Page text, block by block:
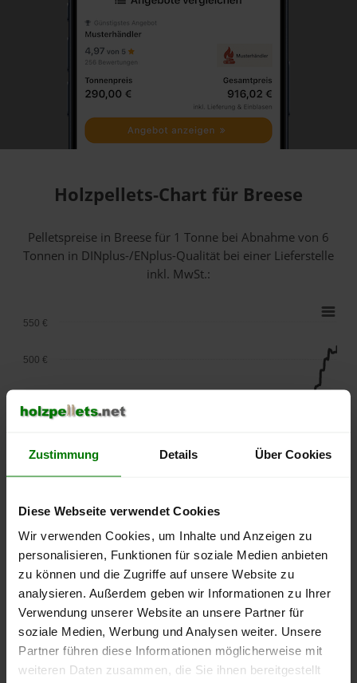
Zustimmung Details Über Cookies
Diese Webseite verwendet Cookies
Wir verwenden Cookies, um Inhalte und Anzeigen zu
personalisieren, Funktionen für soziale Medien anbieten
zu können und die Zugriffe auf unsere Website zu
analysieren. Außerdem geben wir Informationen zu Ihrer
Verwendung unserer Website an unsere Partner für
soziale Medien, Werbung und Analysen weiter. Unsere
Partner führen diese Informationen möglicherweise mit
weiteren Daten zusammen, die Sie ihnen bereitgestellt
Holzpellets-Chart für Breese
Pelletspreise in Breese für 1 Tonne bei Abnahmevon 6
Tonnen in DINplus-/ENplus-Qualität bei einer Lieferstelle
inkl. MwSt.:
lose Ware Sackware
September
Januar
Mai
250 €
300 €
500 €
550 €
Die aktuelle Preisentwicklung für Holzpellets in Deutschland
können Sie jederzeit auf unsererPelletspreise-Seite
nachvollziehen.